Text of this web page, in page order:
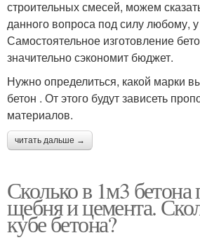
строительных смесей, можем
данного вопроса под силу любому,
Самостоятельное изготовление
значительно сэкономит бюджет.
Нужно определиться, какой марки
бетон . От этого будут зависеть
материалов.
читать дальше →
Сколько в 1м3 бетона
щебня и цемента.
кубе бетона?